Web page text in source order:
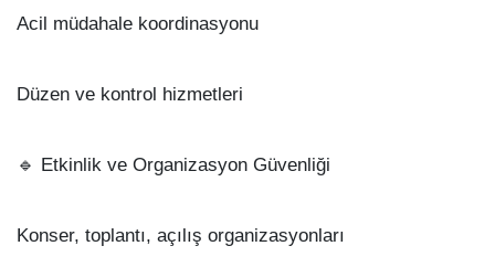
Acil müdahale koordinasyonu
Düzen ve kontrol hizmetleri
🔹 Etkinlik ve Organizasyon Güvenliği
Konser, toplantı, açılış organizasyonları